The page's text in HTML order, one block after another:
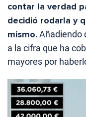
contar la verdad
decidió rodarla y
mismo.Añadiendo
a la cifra que ha
mayores por